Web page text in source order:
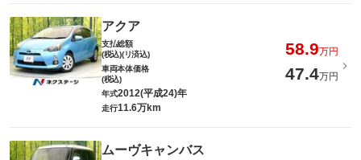
アクア
支払総額
(税込)(リ済込)
58.9万円
車両本体価格
(税込)
47.4万円
年式2012(平成24)年
走行11.6万km
ムーヴキャンバス